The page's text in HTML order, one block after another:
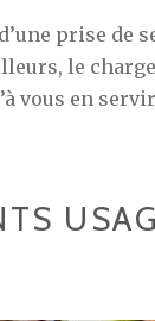
prise de
le
vous en